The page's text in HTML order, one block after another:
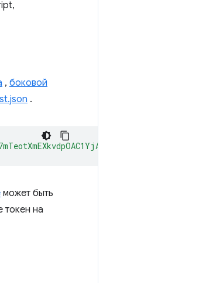
, боковой
.
может быть
токен на